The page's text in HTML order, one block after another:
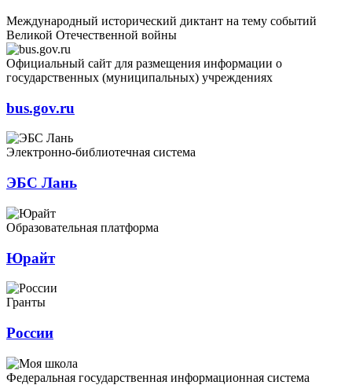
Международный исторический диктант на тему событий
Великой Отечественной войны
Официальный сайт для размещения информации о
государственных (муниципальных) учреждениях
bus.gov.ru
Электронно-библиотечная система
ЭБС Лань
Образовательная платформа
Юрайт
Гранты
России
Федеральная государственная информационная система